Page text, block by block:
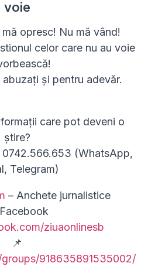
voie
opresc! Nu mă vând!
celor care nu au voie
și pentru adevăr.
care pot deveni o
știre?
0742.566.653 (WhatsApp,
Telegram)
– Anchete jurnalistice
ziuaonlinesb
📌
918635891535002/